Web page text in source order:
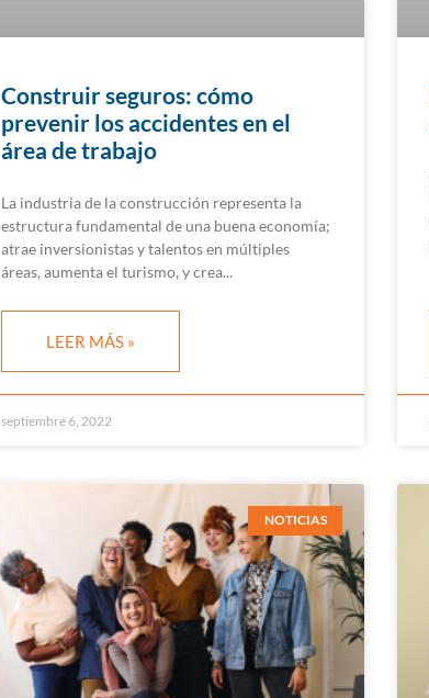
Construir seguros: cómo
prevenir los accidentes en el
área de trabajo
La industria de la construcción representa la
estructura fundamental de una buena economía;
atrae inversionistas y talentos en múltiples
áreas, aumenta el turismo, y crea
LEER MÁS »
septiembre 6, 2022
NOTICIAS